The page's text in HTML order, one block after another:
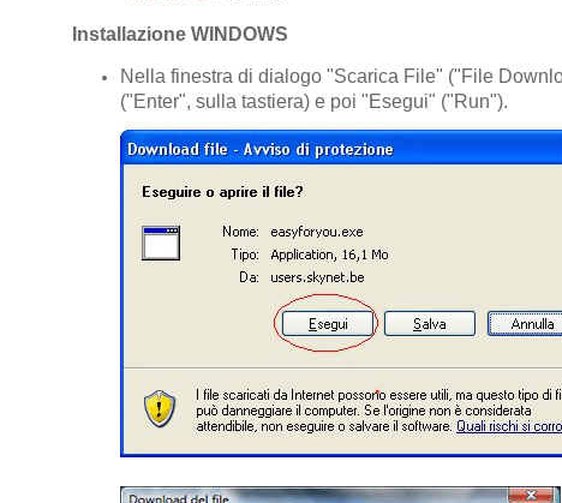
Installazione WINDOWS
Nella finestra di dialogo "Scarica File" ("File
("Enter", sulla tastiera) e poi "Esegui" ("Run").